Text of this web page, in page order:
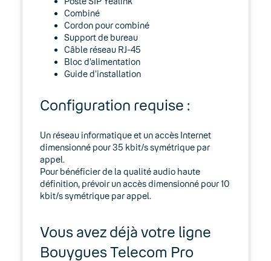
Expert
Guides d’installation
Option Télétravail
compatibles Wi-Fi
BeroNet
Logiciels
Réseau
Combiné
Cordon pour combiné
Support de bureau
Câble réseau RJ-45
Bloc d’alimentation
Guide d’installation
Configuration requise :
Un réseau informatique et un accès Internet
dimensionné pour 35 kbit/s symétrique par
appel.
Pour bénéficier de la qualité audio haute
définition, prévoir un accès dimensionné pour 10
kbit/s symétrique par appel.
Vous avez déjà votre ligne
Bouygues Telecom Pro